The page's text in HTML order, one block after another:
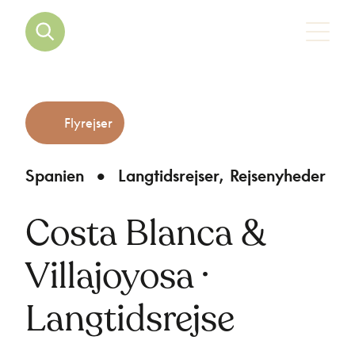
Spanien Langtidsrejser Rejsenyheder
Flyrejser
Costa Blanca &
Villajoyosa ·
Langtidsrejse